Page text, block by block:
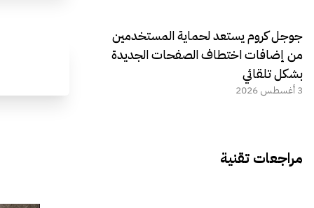
جوجل كروم يستعد لحماية المستخدمين
من إضافات اختطاف الصفحات الجديدة
بشكل تلقائي
3 أغسطس 2026
مراجعات تقنية